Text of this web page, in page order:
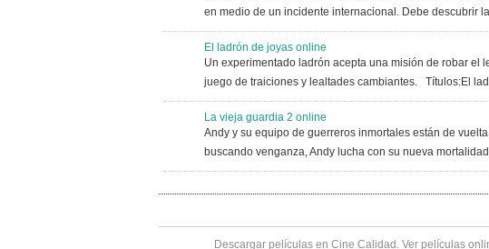
en medio de un incidente internacional. Debe descubrir
El ladrón de joyas online
Un experimentado ladrón acepta una misión de robar el
juego de traiciones y lealtades cambiantes. Títulos:El
La vieja guardia 2 online
Andy y su equipo de guerreros inmortales están de
buscando venganza, Andy lucha con su nueva
Descargar películas en Cine Calidad. Ver películas